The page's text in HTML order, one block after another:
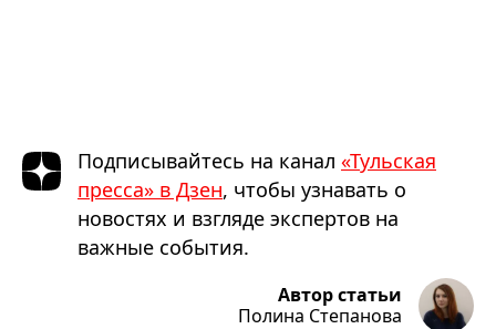
Подписывайтесь на канал «Тульская
пресса» в Дзен, чтобы узнавать о
новостях и взгляде экспертов на
важные события.
Автор статьи
Полина Степанова